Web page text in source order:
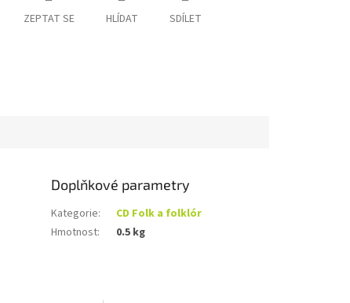
ZEPTAT SE HLÍDAT SDÍLET
Doplňkové parametry
Kategorie:
CD Folk a folklór
Hmotnost: 0.5 kg